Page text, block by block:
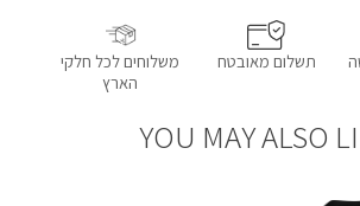
תשלום מאובטח
משלוחים לכל חלקי
הארץ
YOU MAY ALSO